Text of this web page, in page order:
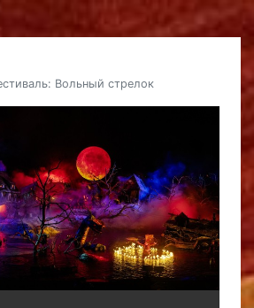
Вольный стрелок